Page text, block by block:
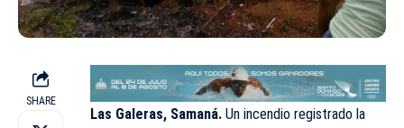
SHARE
Las Galeras, Samaná. Un incendio registrado la